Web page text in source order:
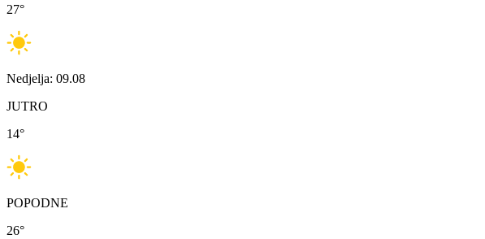
27°
Nedjelja: 09.08
JUTRO
14°
POPODNE
26°